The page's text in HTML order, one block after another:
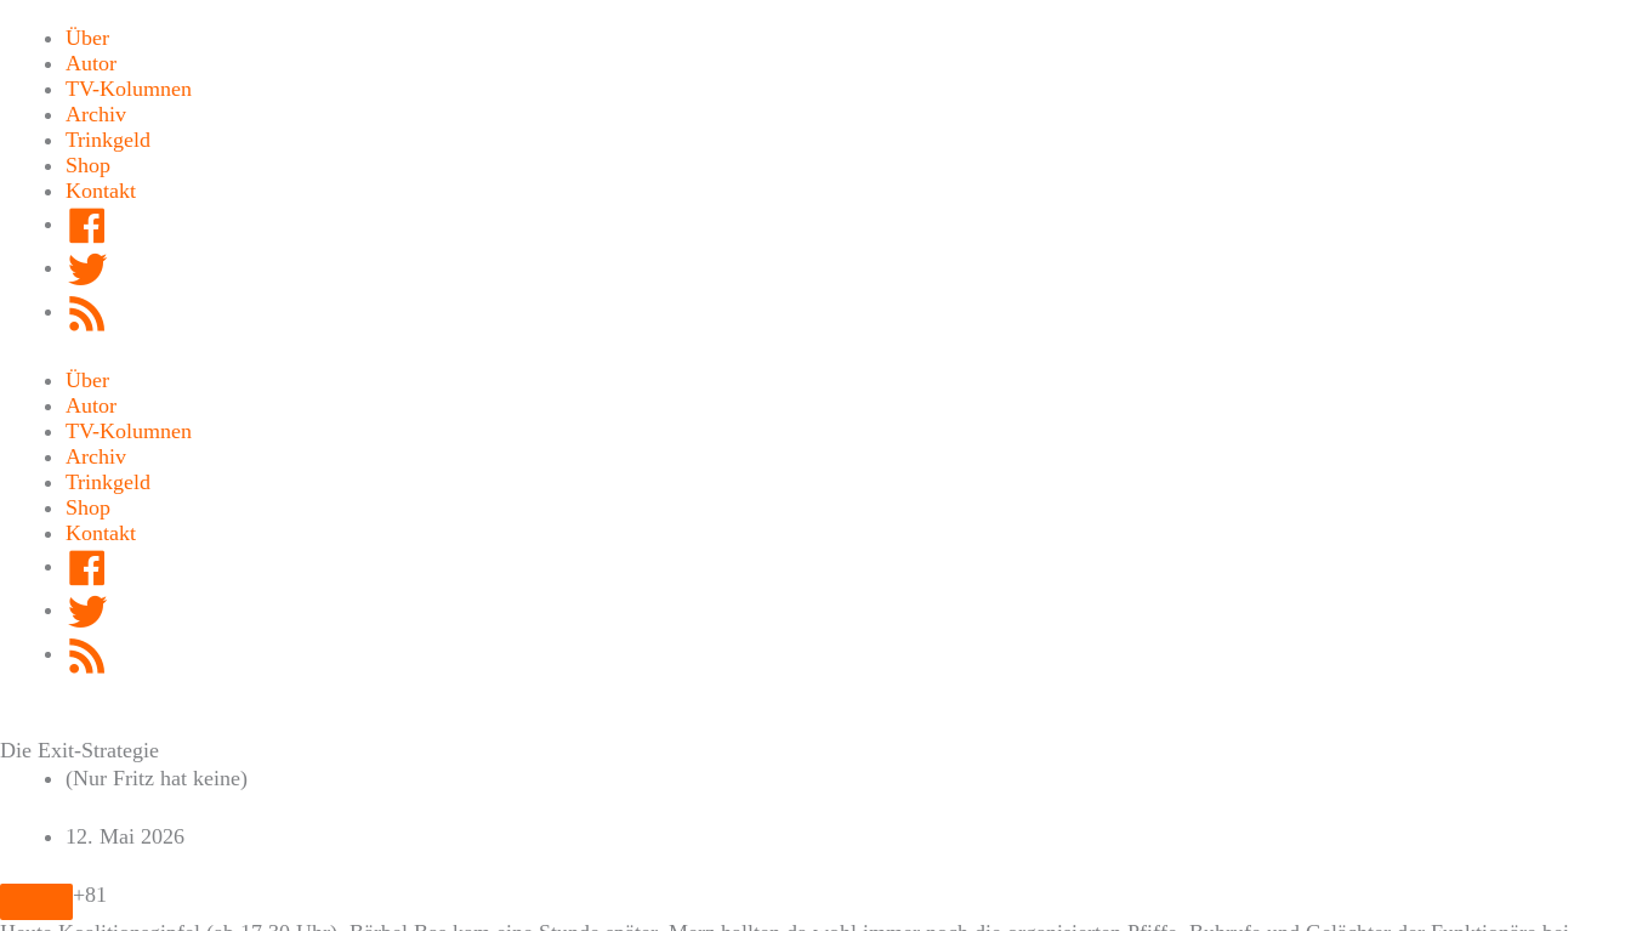
Inhalt
springen
Über
Autor
TV-Kolumnen
Archiv
Trinkgeld
Shop
Kontakt
Über
Autor
TV-Kolumnen
Archiv
Trinkgeld
Shop
Kontakt
Die Exit-Strategie
(Nur Fritz hat keine)
12. Mai 2026
+81